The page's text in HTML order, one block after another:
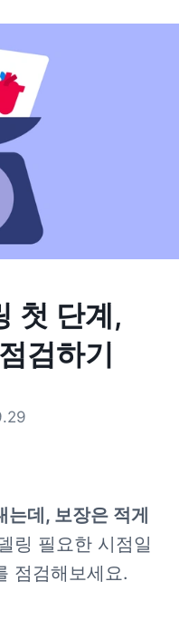
첫 단계,
검하기
는데, 보장은 적게
링 필요한 시점일
점검해보세요.